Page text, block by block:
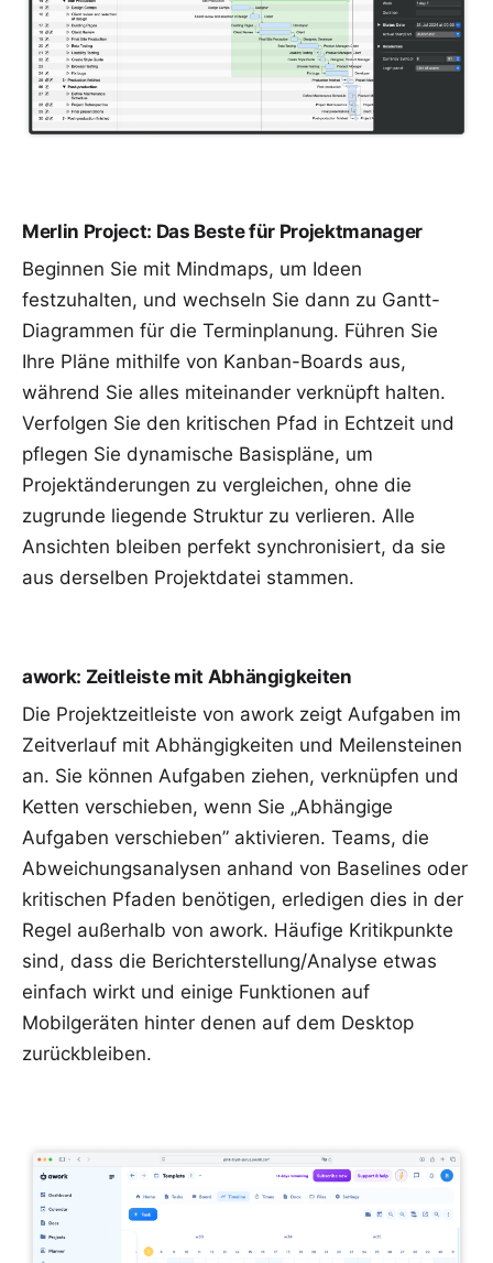
Merlin Project: Das Beste für Projektmanager
Beginnen Sie mit Mindmaps, um Ideen
festzuhalten, und wechseln Sie dann zu Gantt-
Diagrammen für die Terminplanung. Führen Sie
Ihre Pläne mithilfe von Kanban-Boards aus,
während Sie alles miteinander verknüpft halten.
Verfolgen Sie den kritischen Pfad in Echtzeit und
pflegen Sie dynamische Basispläne, um
Projektänderungen zu vergleichen, ohne die
zugrunde liegende Struktur zu verlieren. Alle
Ansichten bleiben perfekt synchronisiert, da sie
aus derselben Projektdatei stammen.
awork: Zeitleiste mit Abhängigkeiten
Die Projektzeitleiste von awork zeigt Aufgaben im
Zeitverlauf mit Abhängigkeiten und Meilensteinen
an. Sie können Aufgaben ziehen, verknüpfen und
Ketten verschieben, wenn Sie „Abhängige
Aufgaben verschieben” aktivieren. Teams, die
Abweichungsanalysen anhand von Baselines oder
kritischen Pfaden benötigen, erledigen dies in der
Regel außerhalb von awork. Häufige Kritikpunkte
sind, dass die Berichterstellung/Analyse etwas
einfach wirkt und einige Funktionen auf
Mobilgeräten hinter denen auf dem Desktop
zurückbleiben.